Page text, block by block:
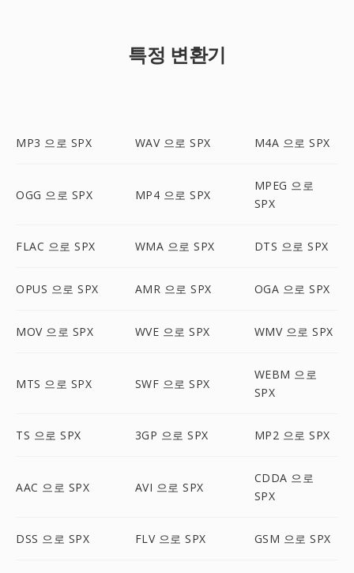
특정 변환기
MP3 으로 SPX WAV 으로 SPX M4A 으로 SPX
OGG 으로 SPX MP4 으로 SPX
MPEG 으로
SPX
FLAC 으로 SPX WMA 으로 SPX DTS 으로 SPX
OPUS 으로 SPX AMR 으로 SPX OGA 으로 SPX
MOV 으로 SPX WVE 으로 SPX WMV 으로 SPX
MTS 으로 SPX SWF 으로 SPX
WEBM 으로
SPX
TS 으로 SPX 3GP 으로 SPX MP2 으로 SPX
AAC 으로 SPX AVI 으로 SPX
CDDA 으로
SPX
DSS 으로 SPX FLV 으로 SPX GSM 으로 SPX